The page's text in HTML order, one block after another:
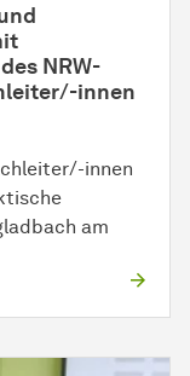
NRW-
innen
innen
am